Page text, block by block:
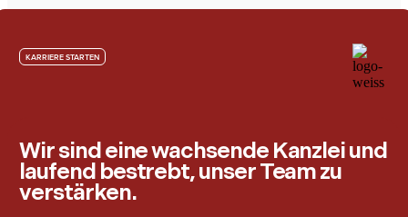
KARRIERE STARTEN
Wir sind eine wachsende Kanzlei und
laufend bestrebt, unser Team zu
verstärken.